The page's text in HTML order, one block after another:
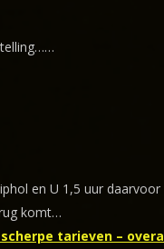
en U 1,5 uur daarvoor
komt…
tarieven –